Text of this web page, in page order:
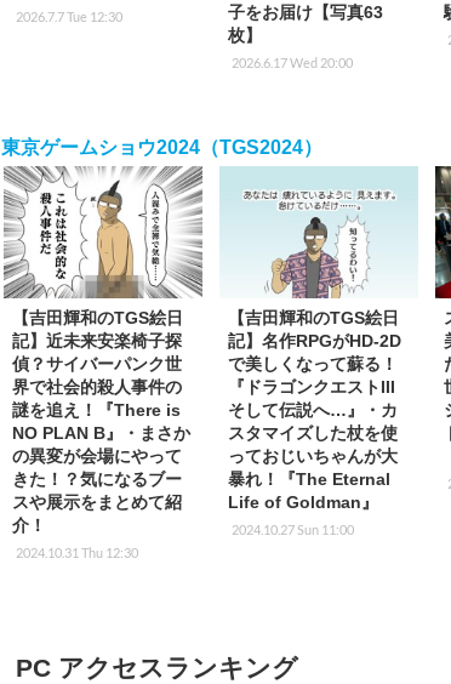
2026.7.7 Tue 12:30
子をお届け【写真63
枚】
2026.6.17 Wed 20:00
東京ゲームショウ2024（TGS2024）
【吉田輝和のTGS絵日
記】近未来安楽椅子探
偵？サイバーパンク世
界で社会的殺人事件の
謎を追え！『There is
NO PLAN B』・まさか
の異変が会場にやって
きた！？気になるブー
スや展示をまとめて紹
介！
2024.10.31 Thu 12:30
【吉田輝和のTGS絵日
記】名作RPGがHD-2D
で美しくなって蘇る！
『ドラゴンクエストIII
そして伝説へ…』・カ
スタマイズした杖を使
っておじいちゃんが大
暴れ！『The Eternal
Life of Goldman』
2024.10.27 Sun 11:00
PC アクセスランキング